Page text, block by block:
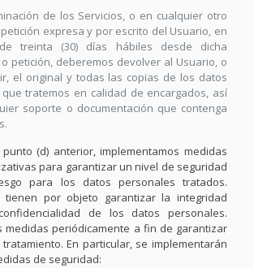
de los Servicios, o en cualquier otro
expresa y por escrito del Usuario, en
treinta (30) días hábiles desde dicha
petición, deberemos devolver al Usuario, o
el original y todas las copias de los datos
tratemos en calidad de encargados, así
soporte o documentación que contenga
(d) anterior, implementamos medidas
para garantizar un nivel de seguridad
para los datos personales tratados.
tienen por objeto garantizar la integridad
de los datos personales.
medidas periódicamente a fin de garantizar
En particular, se implementarán
de seguridad: